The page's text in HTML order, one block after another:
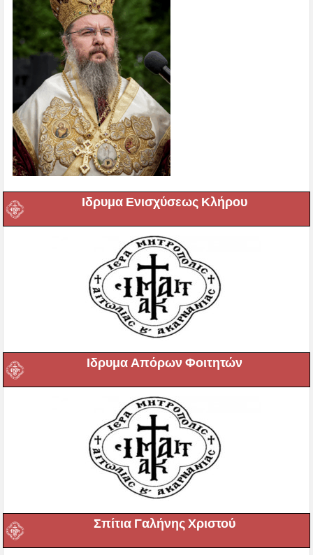
Ιδρυμα Ενισχύσεως Κλήρου
Ιδρυμα Απόρων Φοιτητών
Σπίτια Γαλήνης Χριστού